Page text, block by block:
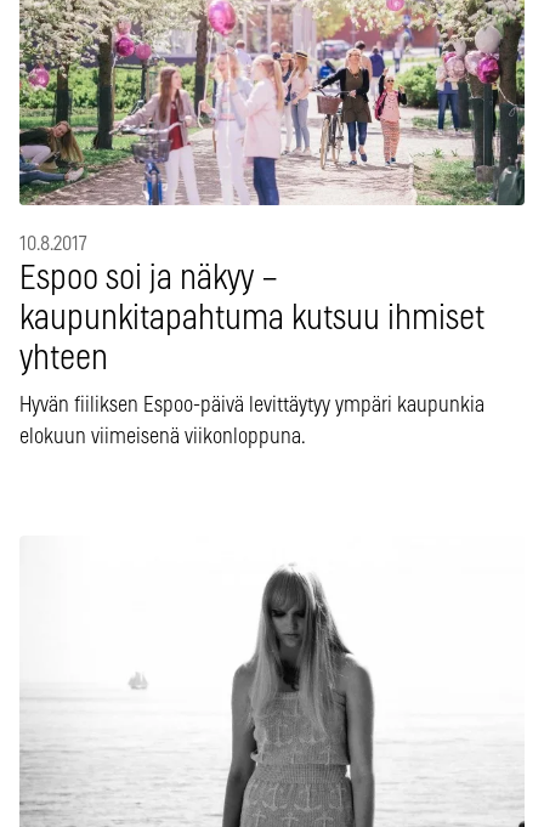
10.8.2017
Espoo soi ja näkyy –
kaupunkitapahtuma kutsuu ihmiset
yhteen
Hyvän fiiliksen Espoo-päivä levittäytyy ympäri kaupunkia
elokuun viimeisenä viikonloppuna.